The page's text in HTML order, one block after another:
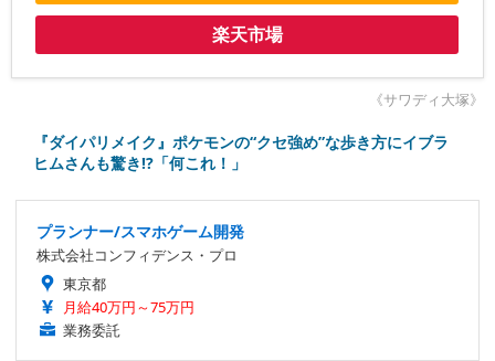
楽天市場
《サワディ大塚》
『ダイパリメイク』ポケモンの“クセ強め”な歩き方にイブラ
ヒムさんも驚き!?「何これ！」
プランナー/スマホゲーム開発
株式会社コンフィデンス・プロ
東京都
月給40万円～75万円
業務委託